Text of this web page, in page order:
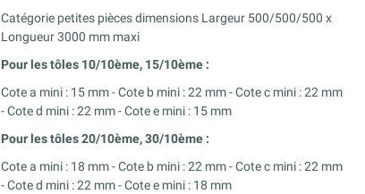
Catégorie petites pièces dimensions Largeur 500/500/500 x
Longueur 3000 mm maxi
Pour les tôles 10/10ème, 15/10ème :
Cote a mini : 15 mm -Cote b mini : 22 mm -Cotec mini : 22 mm
-Coted mini : 22 mm -Cotee mini : 15 mm
Pour les tôles20/10ème,30/10ème :
Cote a mini : 18 mm -Cote b mini : 22 mm -Cotec mini : 22 mm
-Coted mini : 22 mm -Cotee mini : 18 mm